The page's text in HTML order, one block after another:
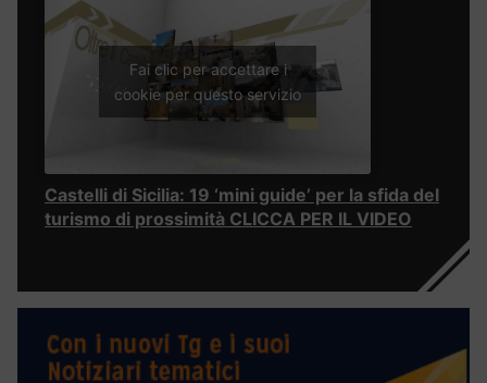
Fai clic per accettare i
cookie per questo servizio
Castelli di Sicilia: 19 ‘mini guide’ per la sfida del
turismo di prossimità CLICCA PER IL VIDEO